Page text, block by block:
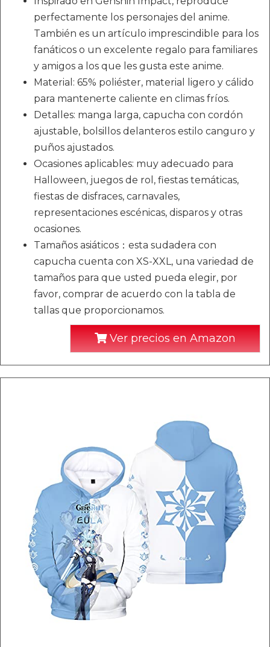
perfectamente los personajes del anime.
También es un artículo imprescindible para los
fanáticos o un excelente regalo para familiares
y amigos a los que les gusta este anime.
Material: 65% poliéster, material ligero y cálido
para mantenerte caliente en climas fríos.
Detalles: manga larga, capucha con cordón
ajustable, bolsillos delanteros estilo canguro y
puños ajustados.
Ocasiones aplicables: muy adecuado para
Halloween, juegos de rol, fiestas temáticas,
fiestas de disfraces, carnavales,
representaciones escénicas, disparos y otras
ocasiones.
Tamaños asiáticos：esta sudadera con
capucha cuenta con XS-XXL, una variedad de
tamaños para que usted pueda elegir, por
favor, comprar de acuerdo con la tabla de
tallas que proporcionamos.
Ver precios en Amazon